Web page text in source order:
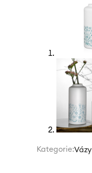
Kategorie:Vázy